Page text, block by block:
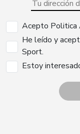
Acepto Politica
He leído y
Sport.
Estoy